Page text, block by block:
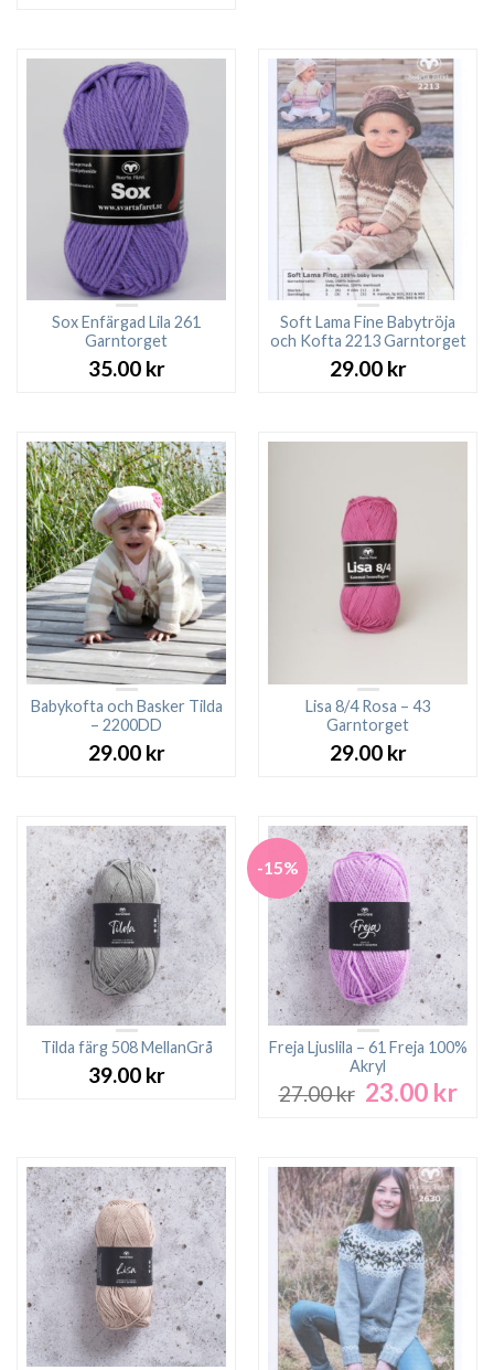
27.00 kr.
23.00 kr.
Sox Enfärgad Lila 261
Garntorget
35.00 kr
Soft Lama Fine Babytröja
och Kofta 2213 Garntorget
29.00 kr
Babykofta och Basker Tilda
– 2200DD
29.00 kr
Lisa 8/4 Rosa – 43
Garntorget
29.00 kr
Tilda färg 508 MellanGrå
39.00 kr
-15%
Freja Ljuslila – 61 Freja 100%
Akryl
27.00kr Det
27.00 kr.
23.00 krDet